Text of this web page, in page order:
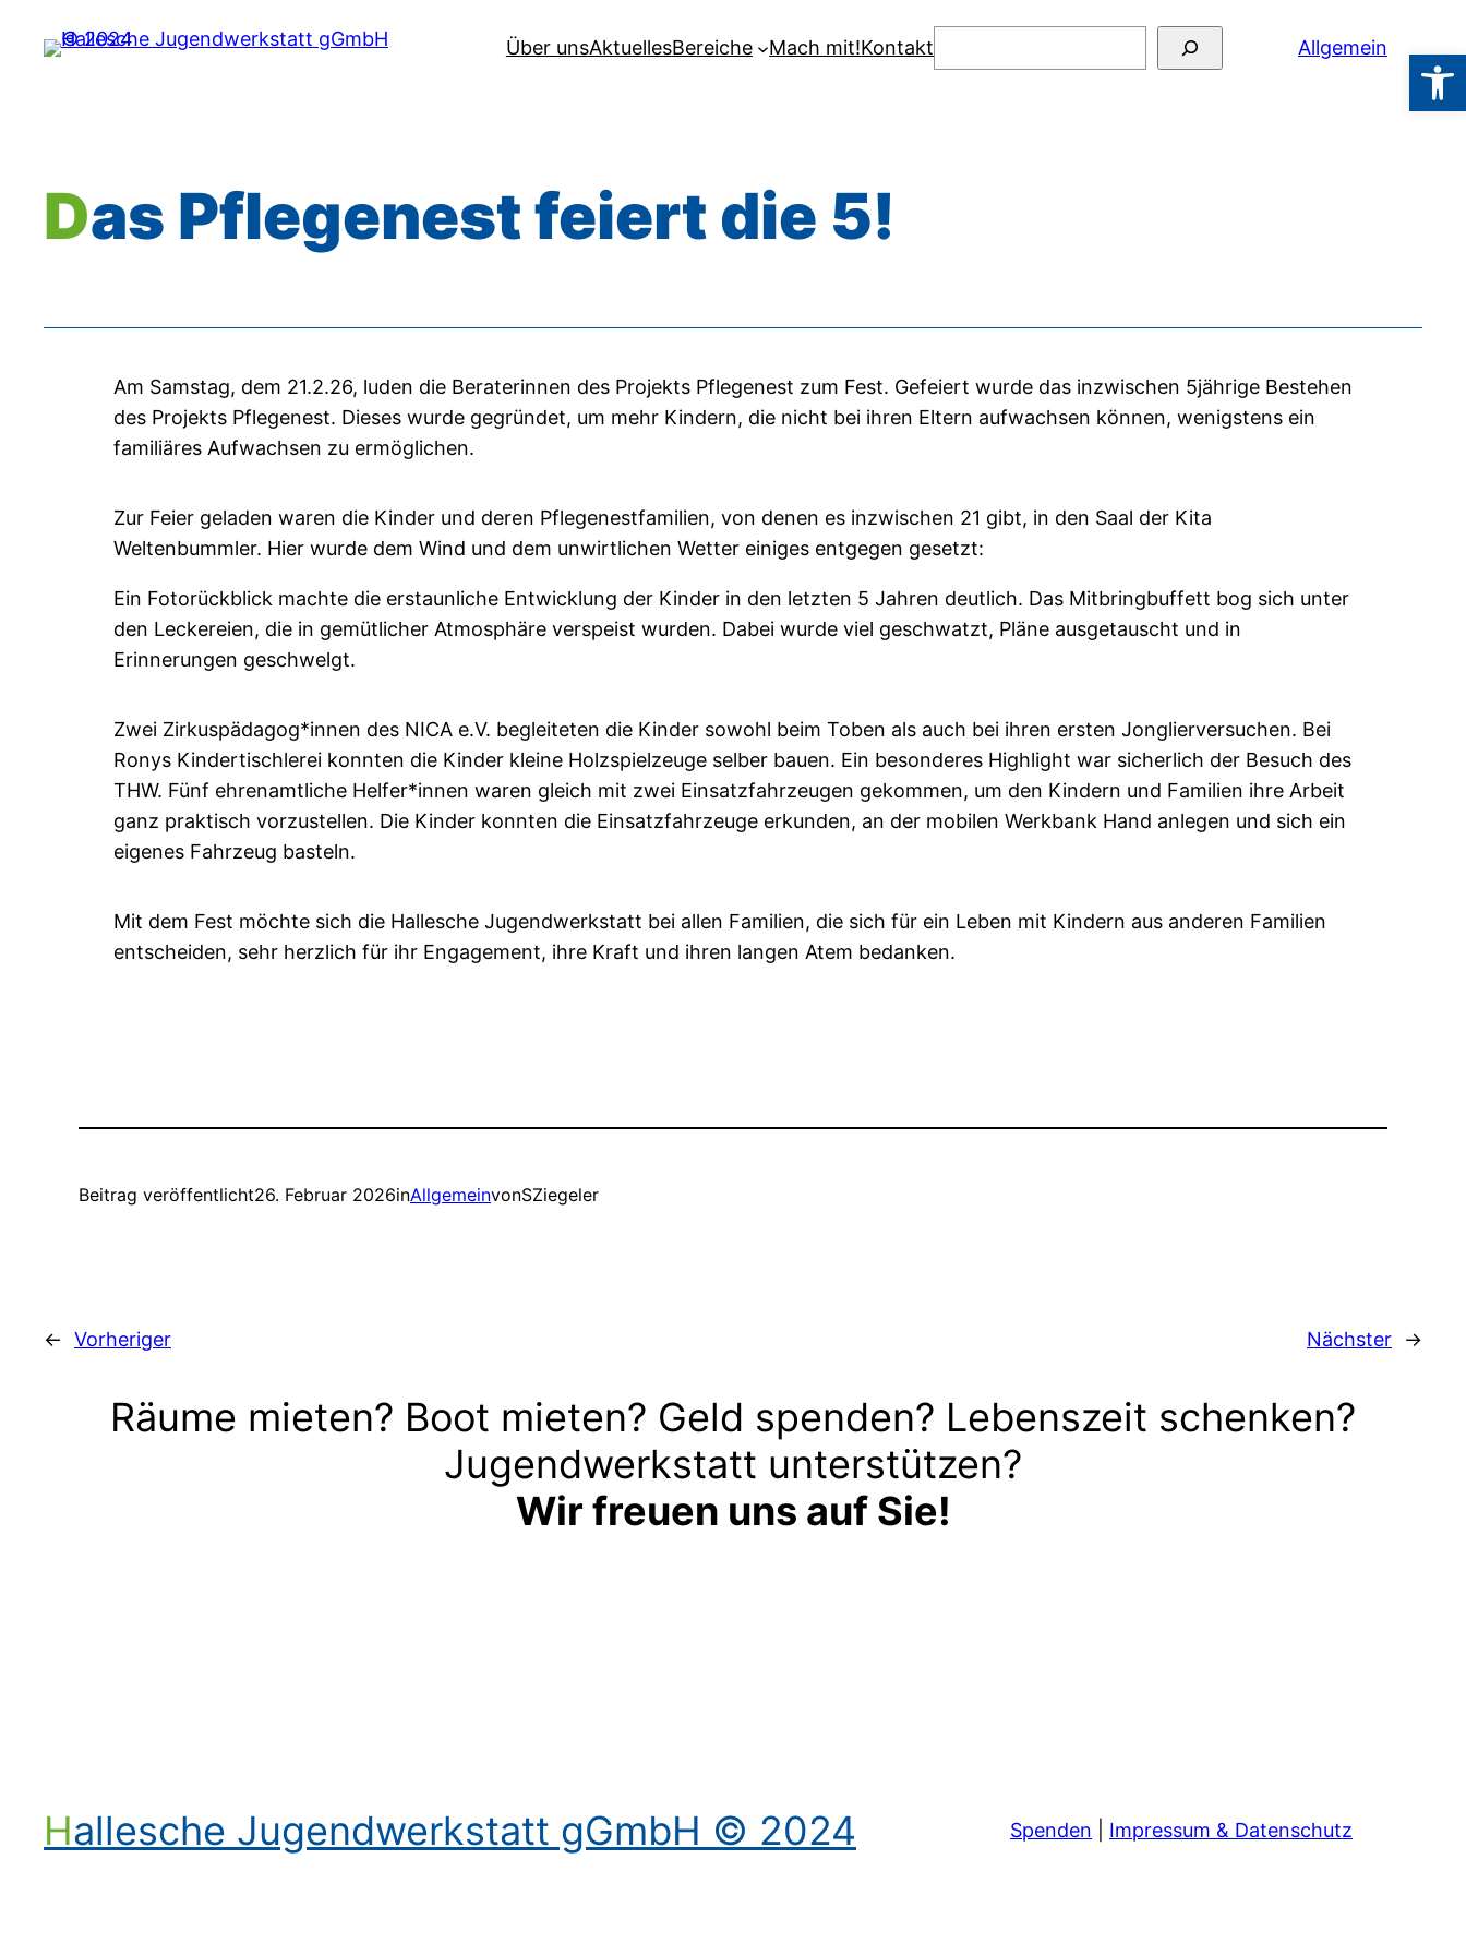
Zum
Über unsAktuellesBereiche Mach mit!Kontakt Allgemein
Das Pflegenest feiert die 5!
Am Samstag, dem 21.2.26, luden die Beraterinnen des Projekts Pflegenest zum Fest. Gefeiert wurde das inzwischen 5jährige Bestehen
des Projekts Pflegenest. Dieses wurde gegründet, um mehr Kindern, die nicht bei ihren Eltern aufwachsen können, wenigstens ein
familiäres Aufwachsen zu ermöglichen.
Zur Feier geladen waren die Kinder und deren Pflegenestfamilien, von denen es inzwischen 21 gibt, in den Saal der Kita
Weltenbummler. Hier wurde dem Wind und dem unwirtlichen Wetter einiges entgegen gesetzt:
Ein Fotorückblick machte die erstaunliche Entwicklung der Kinder in den letzten 5 Jahren deutlich. Das Mitbringbuffett bog sich unter
den Leckereien, die in gemütlicher Atmosphäre verspeist wurden. Dabei wurde viel geschwatzt, Pläne ausgetauscht und in
Erinnerungen geschwelgt.
Zwei Zirkuspädagog*innen des NICA e.V. begleiteten die Kinder sowohl beim Toben als auch bei ihren ersten Jonglierversuchen. Bei
Ronys Kindertischlerei konnten die Kinder kleine Holzspielzeuge selber bauen. Ein besonderes Highlight war sicherlich der Besuch des
THW. Fünf ehrenamtliche Helfer*innen waren gleich mit zwei Einsatzfahrzeugen gekommen, um den Kindern und Familien ihre Arbeit
ganz praktisch vorzustellen. Die Kinder konnten die Einsatzfahrzeuge erkunden, an der mobilen Werkbank Hand anlegen und sich ein
eigenes Fahrzeug basteln.
Mit dem Fest möchte sich die Hallesche Jugendwerkstatt bei allen Familien, die sich für ein Leben mit Kindern aus anderen Familien
entscheiden, sehr herzlich für ihr Engagement, ihre Kraft und ihren langen Atem bedanken.
Beitrag veröffentlicht26. Februar 2026inAllgemeinvonSZiegeler
← Vorheriger Nächster →
Räume mieten? Boot mieten? Geld spenden? Lebenszeit schenken?
Jugendwerkstatt unterstützen?
Wir freuen uns auf Sie!
Hallesche Jugendwerkstatt gGmbH © 2024 Spenden Impressum & Datenschutz